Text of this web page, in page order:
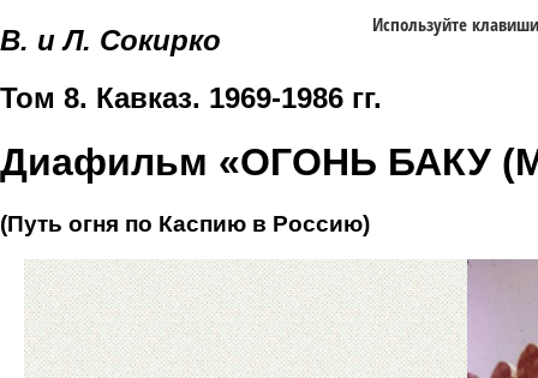
В. и Л. Сокирко
Том 8. Кавказ. 1969-1986 гг.
Диафильм «ОГОНЬ БАКУ
(Путь огня по Каспию в Россию)
Используйте